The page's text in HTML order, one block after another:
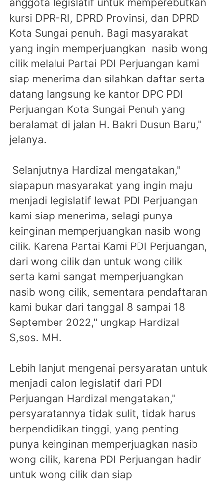
anggota legislatif untuk memperebutkan
kursi DPR-RI, DPRD Provinsi, dan DPRD
Kota Sungai penuh. Bagi masyarakat
yang ingin memperjuangkan nasib wong
cilik melalui Partai PDI Perjuangan kami
siap menerima dan silahkan daftar serta
datang langsung ke kantor DPC PDI
Perjuangan Kota Sungai Penuh yang
beralamat di jalan H. Bakri Dusun Baru,"
jelanya.
Selanjutnya Hardizal mengatakan,"
siapapun masyarakat yang ingin maju
menjadi legislatif lewat PDI Perjuangan
kami siap menerima, selagi punya
keinginan memperjuangkan nasib wong
cilik. Karena Partai Kami PDI Perjuangan,
dari wong cilik dan untuk wong cilik
serta kami sangat memperjuangkan
nasib wong cilik, sementara pendaftaran
kami bukar dari tanggal 8 sampai 18
September 2022," ungkap Hardizal
S,sos. MH.
Lebih lanjut mengenai persyaratan untuk
menjadi calon legislatif dari PDI
Perjuangan Hardizal mengatakan,"
persyaratannya tidak sulit, tidak harus
berpendidikan tinggi, yang penting
punya keinginan memperjuagkan nasib
wong cilik, karena PDI Perjuangan hadir
untuk wong cilik dan siap